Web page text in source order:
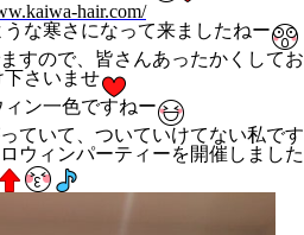
hair.com/
な寒さになって来ましたねー
すので、皆さんあったかくしてお
下さいませ
ン一色ですねー
ていて、ついていけてない私です
ウィンパーティーを開催しました